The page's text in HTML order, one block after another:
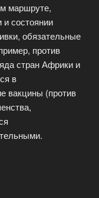
маршруте,
и состоянии
обязательные
против
стран Африки и
в
вакцины (против